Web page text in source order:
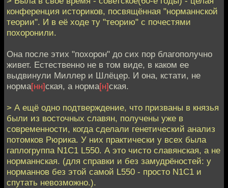
конференция историков, посвящённая "норманнской
теории". И в её ходе ту "теорию" с почестями
похоронили.
Она после этих "похорон" до сих пор благополучно
живет. Естественно не в том виде, в каком ее
выдвинули Миллер и Шлёцер. И она, кстати, не
норма[нн]ская, а норма[н]ская.
> А ещё одно подтверждение, что призваны в князья
были из восточных славян, получены уже в
современности, когда сделали генетический анализ
потомков Рюрика. У них практически у всех была
гаплогруппа N1C1 L550. А это чисто славянская, а не
норманнская. (для справки и без замудрёностей: у
норманнов без этой самой L550 - просто N1C1 и
спутать невозможно.).